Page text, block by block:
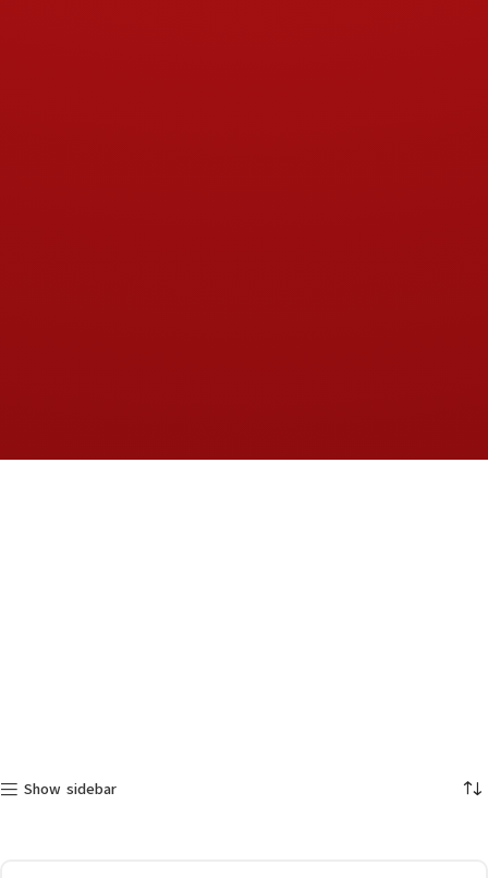
Show sidebar